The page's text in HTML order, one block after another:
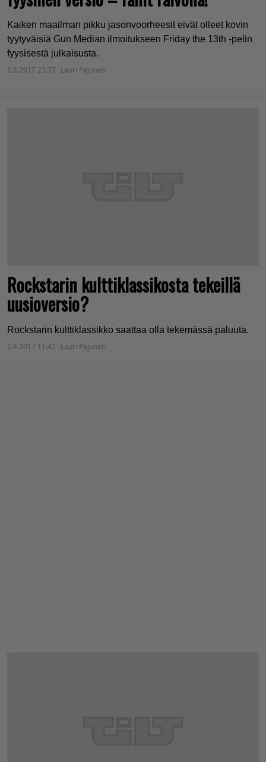
Kaiken maailman pikku jasonvoorheesit eivät olleet kovin
tyytyväisiä Gun Median ilmoitukseen Friday the 13th -pelin
fyysisestä julkaisusta.
2.8.2017 23:37 Lauri Pajunen
Rockstarin kulttiklassikosta tekeillä
uusioversio?
Rockstarin kulttiklassikko saattaa olla tekemässä paluuta.
2.8.2017 11:42 Lauri Pajunen